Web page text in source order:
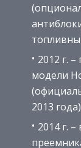
2012 г.
модели
2013
2014 г.